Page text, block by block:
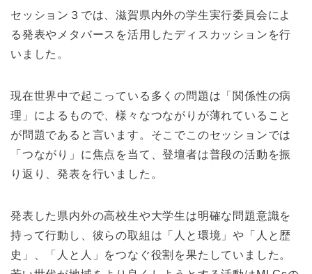
セッション３では、滋賀県内外の学生実行委員会によ
る発表やメタバースを活用したディスカッションを行
いました。
現在世界中で起こっている多くの問題は「関係性の病
理」によるもので、様々なつながりが薄れていること
が問題であると言います。そこでこのセッションでは
「つながり」に焦点を当て、登壇者は普段の活動を振
り返り、発表を行いました。
発表した県内外の高校生や大学生は明確な問題意識を
持って行動し、彼らの取組は「人と環境」や「人と歴
史」、「人と人」をつなぐ役割を果たしていました。